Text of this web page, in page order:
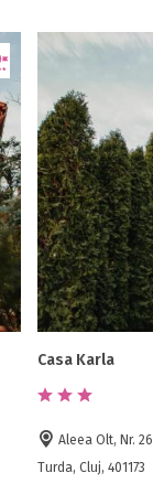
Casa Karla
Aleea Olt, Nr. 26
Turda, Cluj, 401173